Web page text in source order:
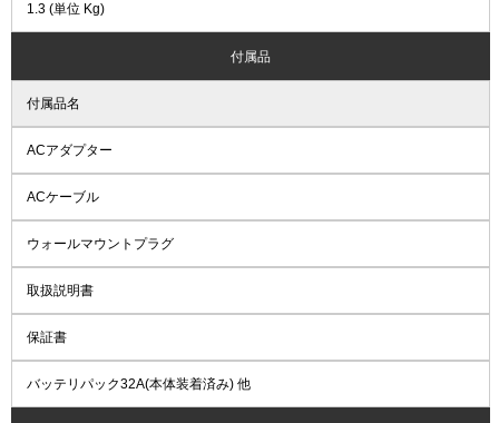
1.3 (単位 Kg)
付属品
付属品名
ACアダプター
ACケーブル
ウォールマウントプラグ
取扱説明書
保証書
バッテリパック32A(本体装着済み) 他